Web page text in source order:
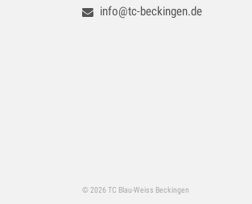
info@tc-beckingen.de
© 2026 TC Blau-Weiss Beckingen